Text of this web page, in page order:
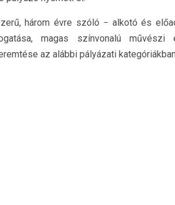
három évre szóló − alkotó és
magas színvonalú művészi
az alábbi pályázati